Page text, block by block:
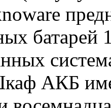
батарей
АКБ